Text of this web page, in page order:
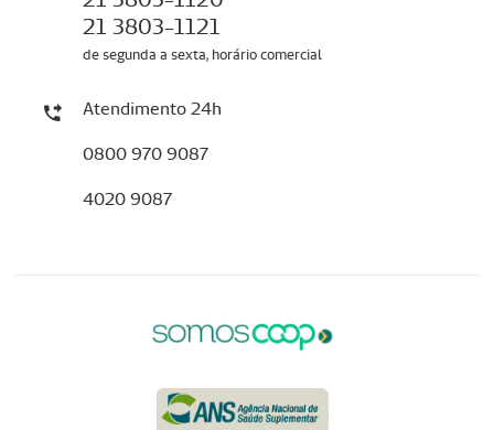
21 3803-1121
de segunda a sexta, horário comercial
Atendimento 24h
0800 970 9087
4020 9087